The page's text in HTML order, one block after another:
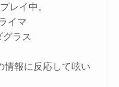
レイ中。
イマ
ラス
情報に反応して呟い